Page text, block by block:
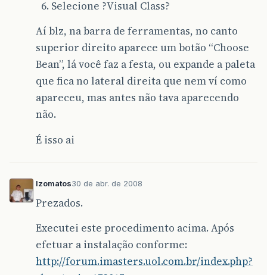
Selecione ?Visual Class?
Aí blz, na barra de ferramentas, no canto
superior direito aparece um botão “Choose
Bean”, lá você faz a festa, ou expande a paleta
que fica no lateral direita que nem ví como
apareceu, mas antes não tava aparecendo
não.
É isso ai
lzomatos30 de abr. de 2008
Prezados.
Executei este procedimento acima. Após
efetuar a instalação conforme:
http://forum.imasters.uol.com.br/index.php?